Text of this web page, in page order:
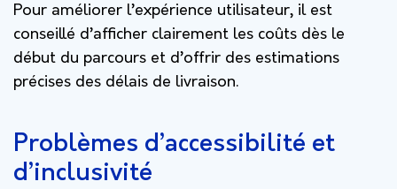
Pour améliorer l’expérience utilisateur, il est
conseillé d’afficher clairement les coûts dès le
début du parcours et d’offrir des estimations
précises des délais de livraison.
Problèmes d’accessibilité et
d’inclusivité